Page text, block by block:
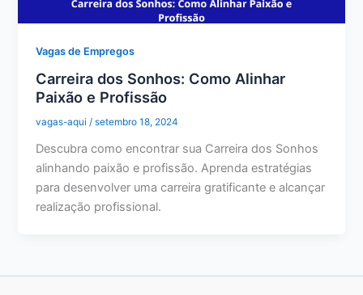
Vagas de Empregos
Carreira dos Sonhos: Como Alinhar
Paixão e Profissão
vagas-aqui/setembro 18, 2024
Descubra como encontrar sua Carreira dos Sonhos
alinhando paixão e profissão. Aprenda estratégias
para desenvolver uma carreira gratificante e alcançar
realização profissional.